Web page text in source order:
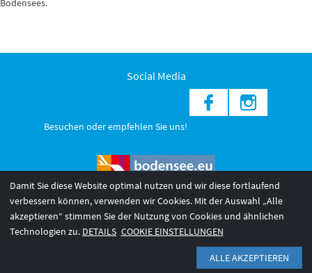
Bodensees.
Social Media
Besuchen oder empfehlen Sie uns!
© 2026 Internationale Bodensee Tourismus GmbH
Damit Sie diese Website optimal nutzen und wir diese fortlaufend
verbessern können, verwenden wir Cookies. Mit der Auswahl „Alle
akzeptieren“ stimmen Sie der Nutzung von Cookies und ähnlichen
Technologien zu. DETAILS COOKIE EINSTELLUNGEN
ALLE AKZEPTIEREN